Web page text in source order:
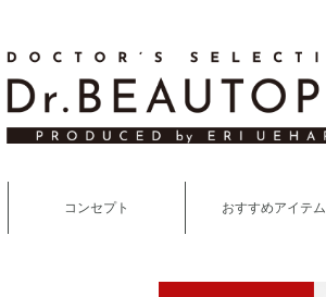
コンセプト おすすめアイテム